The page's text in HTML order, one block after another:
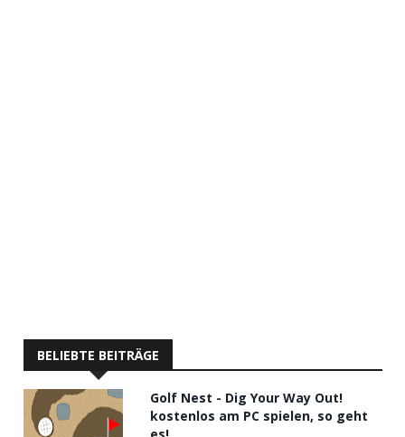
BELIEBTE BEITRÄGE
Golf Nest - Dig Your Way Out!
kostenlos am PC spielen, so geht